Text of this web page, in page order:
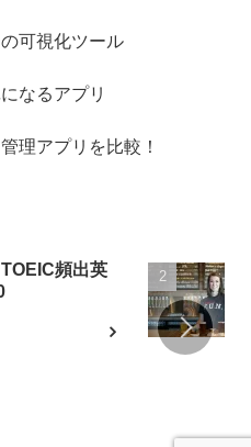
可視化ツール
なるアプリ
理アプリを比較！
頻出英